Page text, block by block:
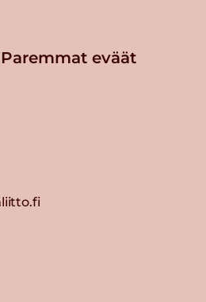
eväät